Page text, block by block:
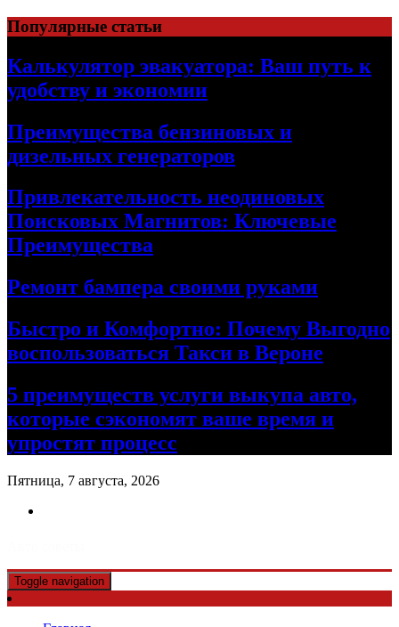
Skip
to
content
Популярные статьи
Калькулятор эвакуатора: Ваш путь к
удобству и экономии
Преимущества бензиновых и
дизельных генераторов
Привлекательность неодиновых
Поисковых Магнитов: Ключевые
Преимущества
Ремонт бампера своими руками
Быстро и Комфортно: Почему Выгодно
воспользоваться Такси в Вероне
5 преимуществ услуги выкупа авто,
которые сэкономят ваше время и
упростят процесс
Пятница, 7 августа, 2026
Toggle navigation